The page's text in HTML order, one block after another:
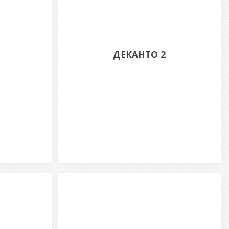
ДЕКАНТО 2